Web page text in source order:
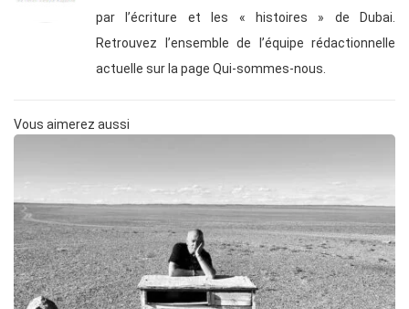
par l’écriture et les « histoires » de Dubai.
Retrouvez l’ensemble de l’équipe rédactionnelle
actuelle sur la page Qui-sommes-nous.
Vous aimerez aussi